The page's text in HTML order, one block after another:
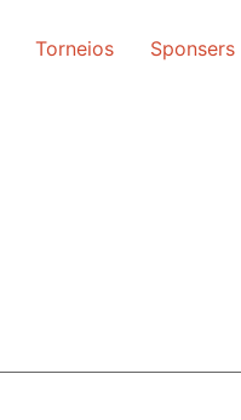
Torneios Sponsers